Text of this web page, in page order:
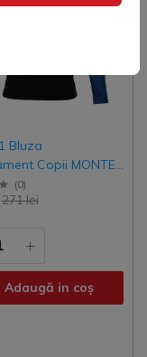
Bluza
Copii MONTES
(0)
271 lei
Adaugă in coş